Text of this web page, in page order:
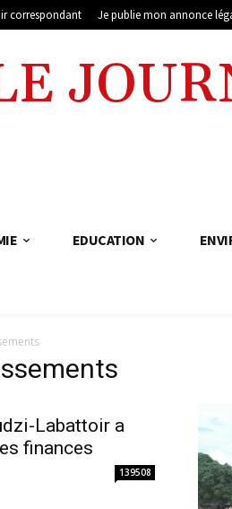
correspondant Je publie mon annonce
EDUCATION
Labattoir a
finances
139508